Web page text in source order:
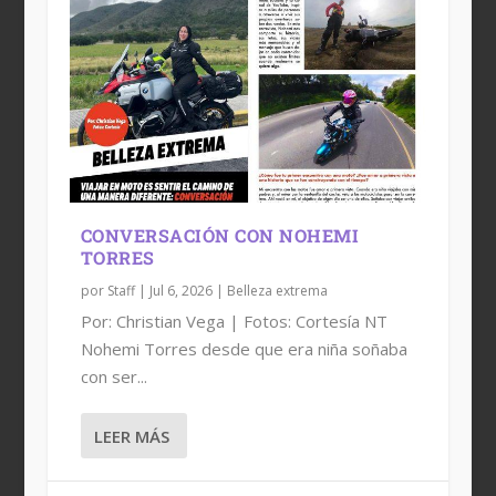
ARMI HERNÁNDEZ: KM QUE SANAN,
RUTAS QUE TRANSFORMA...
LA REINA DEL ASFALTO, BRENDA
VILLARREAL
ESTHER: RUTA DE LIBERTAD, TINTA Y
TRADICIÓN
CECI PAVÍA: EL LIENZO Y EL CIRCUITO,
UNA VIDA PINT...
CONVERSACIÓN CON NOHEMI
TORRES
por Staff| Jul 6, 2026| Belleza extrema
Por: Christian Vega | Fotos: Cortesía NT
Nohemi Torres desde que era niña soñaba
con ser...
LEER MÁS